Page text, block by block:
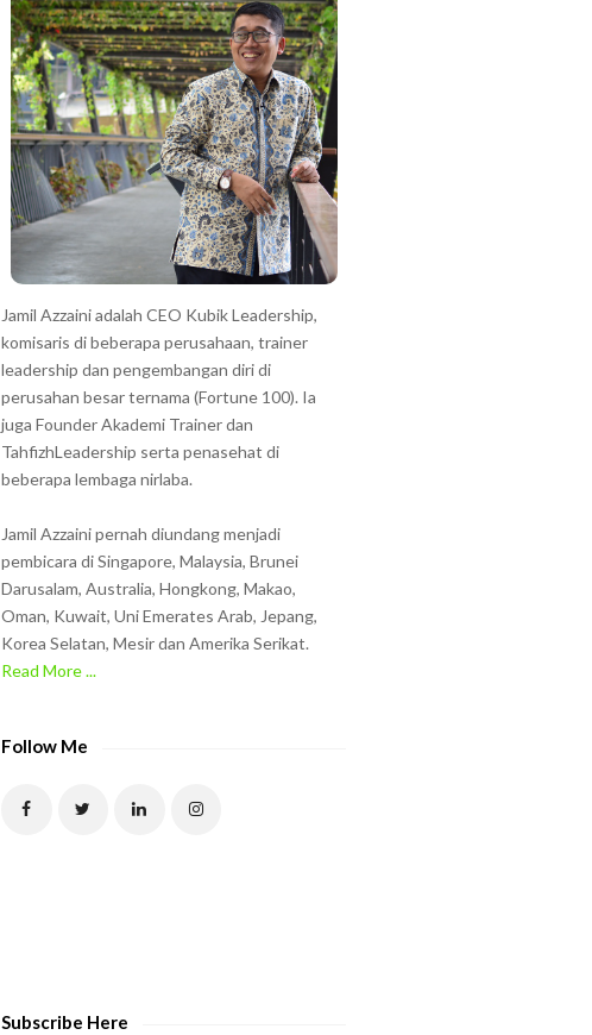
Jamil Azzaini adalah CEO Kubik Leadership,
komisaris di beberapa perusahaan, trainer
leadership dan pengembangan diri di
perusahan besar ternama (Fortune 100). Ia
juga Founder Akademi Trainer dan
TahfizhLeadership serta penasehat di
beberapa lembaga nirlaba.
Jamil Azzaini pernah diundang menjadi
pembicara di Singapore, Malaysia, Brunei
Darusalam, Australia, Hongkong, Makao,
Oman, Kuwait, Uni Emerates Arab, Jepang,
Korea Selatan, Mesir dan Amerika Serikat.
Read More ...
Follow Me
Subscribe Here